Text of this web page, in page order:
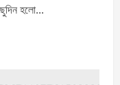
হলো...